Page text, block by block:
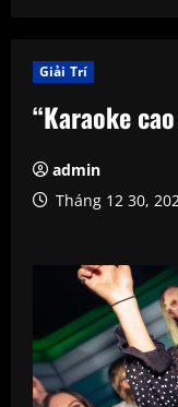
Giải Trí
“Karaoke
admin
Tháng 12 30,